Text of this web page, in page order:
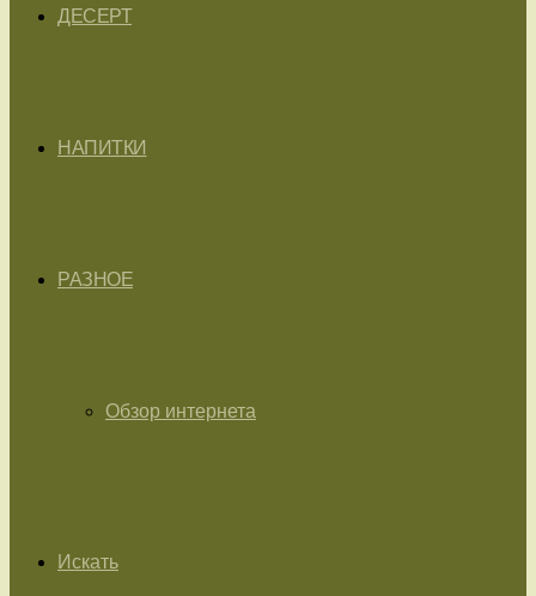
ДЕСЕРТ
НАПИТКИ
РАЗНОЕ
Обзор интернета
Искать